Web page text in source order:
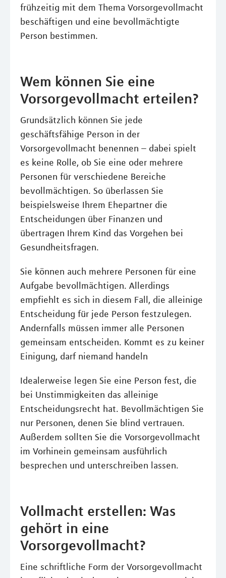
frühzeitig mit dem Thema Vorsorgevollmacht
beschäftigen und eine bevollmächtigte
Person bestimmen.
Wem können Sie eine
Vorsorgevollmacht erteilen?
Grundsätzlich können Sie jede
geschäftsfähige Person in der
Vorsorgevollmacht benennen – dabei spielt
es keine Rolle, ob Sie eine oder mehrere
Personen für verschiedene Bereiche
bevollmächtigen. So überlassen Sie
beispielsweise Ihrem Ehepartner die
Entscheidungen über Finanzen und
übertragen Ihrem Kind das Vorgehen bei
Gesundheitsfragen.
Sie können auch mehrere Personen für eine
Aufgabe bevollmächtigen. Allerdings
empfiehlt es sich in diesem Fall, die alleinige
Entscheidung für jede Person festzulegen.
Andernfalls müssen immer alle Personen
gemeinsam entscheiden. Kommt es zu keiner
Einigung, darf niemand handeln
Idealerweise legen Sie eine Person fest, die
bei Unstimmigkeiten das alleinige
Entscheidungsrecht hat. Bevollmächtigen Sie
nur Personen, denen Sie blind vertrauen.
Außerdem sollten Sie die Vorsorgevollmacht
im Vorhinein gemeinsam ausführlich
besprechen und unterschreiben lassen.
Vollmacht erstellen: Was
gehört in eine
Vorsorgevollmacht?
Eine schriftliche Form der Vorsorgevollmacht